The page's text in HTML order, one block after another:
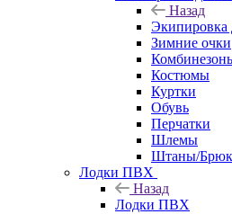
Назад
Экипировка
Зимние очки
Костюмы
Куртки
Обувь
Перчатки
Шлемы
Штаны/
Лодки ПВХ
Назад
Лодки ПВХ